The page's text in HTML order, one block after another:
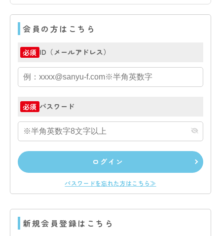
会員の方はこちら
必須 ID（メールアドレス）
必須 パスワード
ログイン
パスワードを忘れた方はこちら≫
新規会員登録はこちら